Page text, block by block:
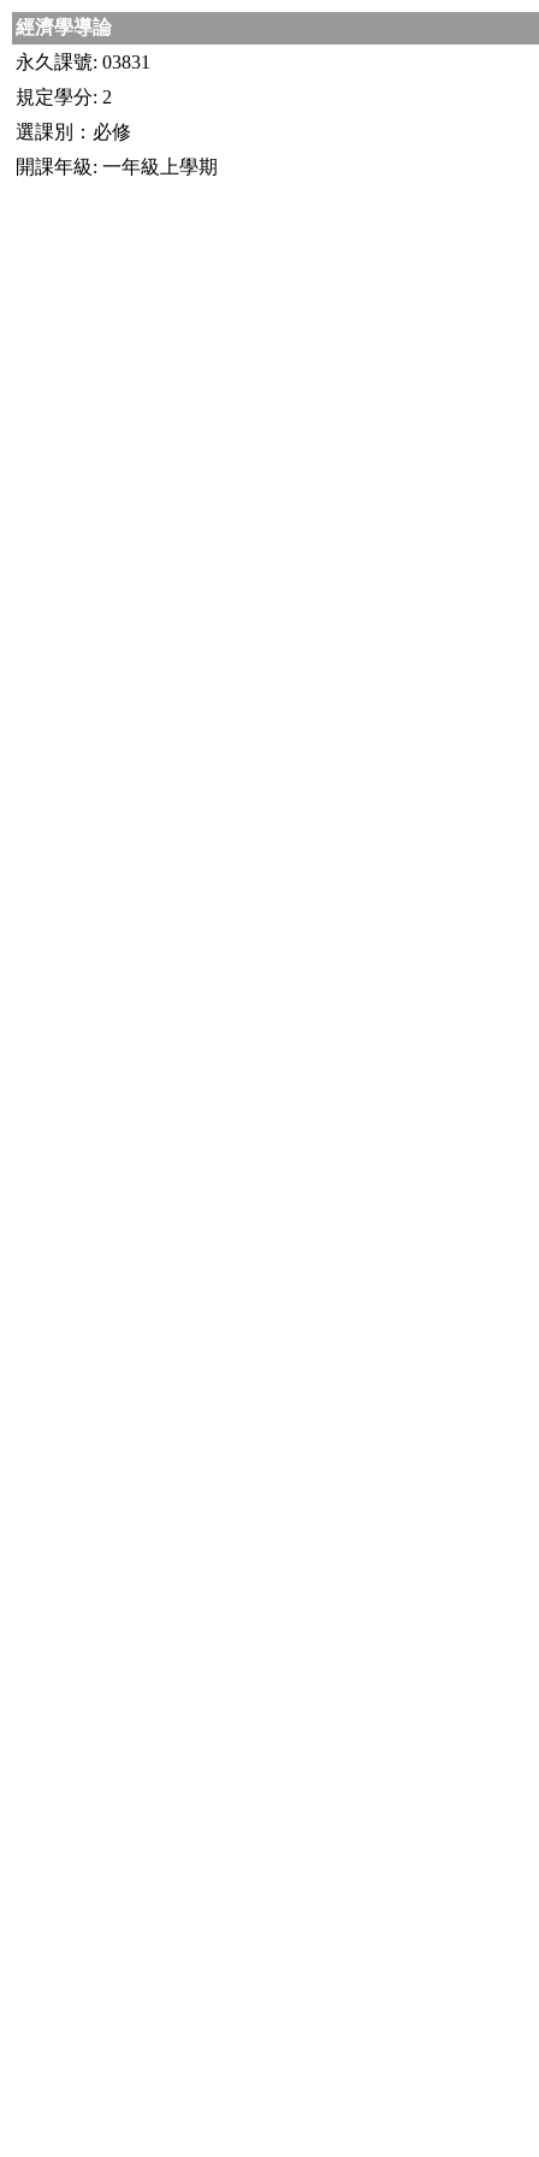
經濟學導論
永久課號: 03831
規定學分: 2
選課別：必修
開課年級: 一年級上學期